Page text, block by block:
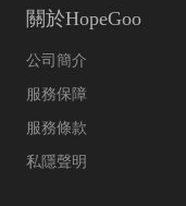
關於HopeGoo
公司簡介
服務保障
服務條款
私隱聲明